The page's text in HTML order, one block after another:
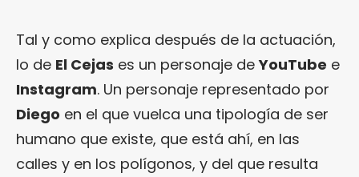
Tal y como explica después de la actuación,
lo de El Cejas es un personaje deYouTube e
Instagram. Un personaje representado por
Diego en el que vuelca una tipología de ser
humano que existe, que está ahí, en las
calles y en los polígonos, y del que resulta